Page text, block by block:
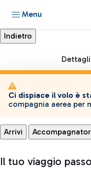
Menu
Ci dispiace il volo è
compagnia aerea per
Arrivi
Il tuo viaggio